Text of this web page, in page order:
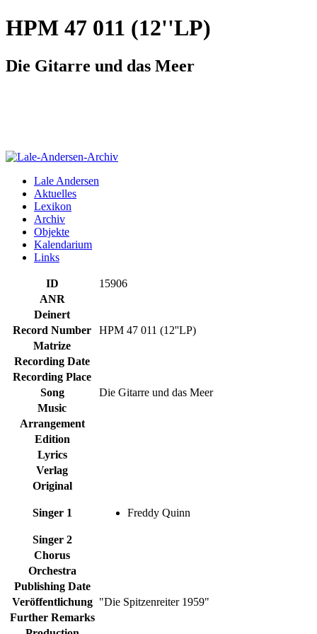
HPM 47 011 (12''LP)
Die Gitarre und das Meer
Lale Andersen
Aktuelles
Lexikon
Archiv
Objekte
Kalendarium
Links
ID
15906
ANR
Deinert
Record Number
HPM 47 011 (12''LP)
Matrize
Recording Date
Recording Place
Song
Die Gitarre und das Meer
Music
Arrangement
Edition
Lyrics
Verlag
Original
Singer 1 Freddy Quinn
Singer 2
Chorus
Orchestra
Publishing Date
Veröffentlichung
"Die Spitzenreiter 1959"
Further Remarks